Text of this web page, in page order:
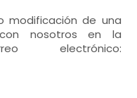
modificación de una
nosotros en la
electrónico: